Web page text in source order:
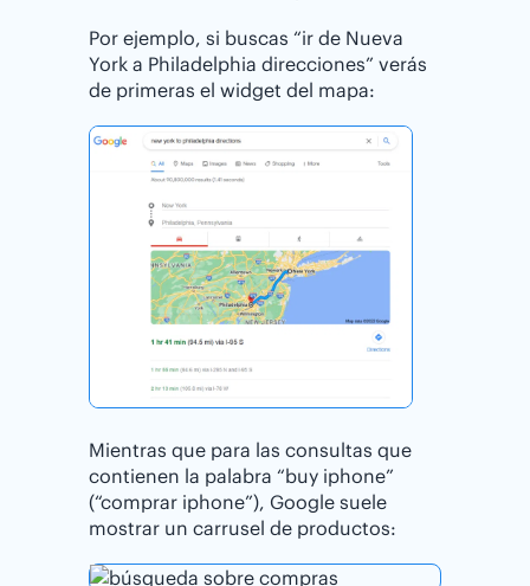
Por ejemplo, si buscas “ir de Nueva
York a Philadelphia direcciones” verás
de primeras el widget del mapa:
Mientras que para las consultas que
contienen la palabra “buy iphone”
(“comprar iphone”), Google suele
mostrar un carrusel de productos: